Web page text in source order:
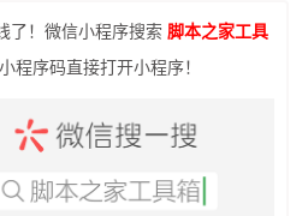
了！微信小程序搜索 脚本之家工具
程序码直接打开小程序！